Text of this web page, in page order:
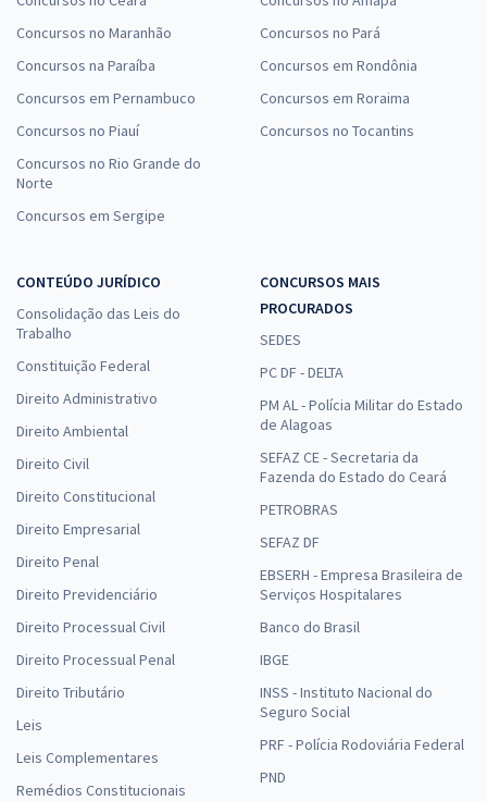
Concursos no Maranhão
Concursos na Paraíba
Concursos em Pernambuco
Concursos no Piauí
Concursos no Rio Grande do
Norte
Concursos em Sergipe
Concursos no Pará
Concursos em Rondônia
Concursos em Roraima
Concursos no Tocantins
CONTEÚDO JURÍDICO
Consolidação das Leis do
Trabalho
Constituição Federal
Direito Administrativo
Direito Ambiental
Direito Civil
Direito Constitucional
Direito Empresarial
Direito Penal
Direito Previdenciário
Direito Processual Civil
Direito Processual Penal
Direito Tributário
Leis
Leis Complementares
Remédios Constitucionais
CONCURSOS MAIS
PROCURADOS
SEDES
PC DF - DELTA
PM AL - Polícia Militar do Estado
de Alagoas
SEFAZ CE - Secretaria da
Fazenda do Estado do Ceará
PETROBRAS
SEFAZ DF
EBSERH - Empresa Brasileira de
Serviços Hospitalares
Banco do Brasil
IBGE
INSS - Instituto Nacional do
Seguro Social
PRF - Polícia Rodoviária Federal
PND